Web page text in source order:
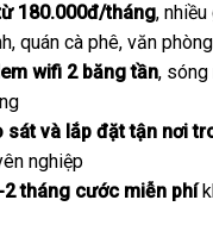
180.000đ/tháng,
quán cà phê, văn phòng
wifi 2 băng tần, sóng
sát và lắp đặt tận nơi
nghiệp
tháng cước miễn phí